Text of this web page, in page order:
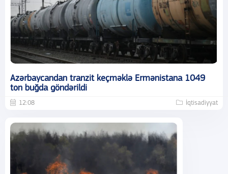
Azərbaycandan tranzit keçməklə Ermənistana 1049
ton buğda göndərildi
12:08 İqtisadiyyat